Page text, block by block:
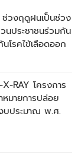
วงฤดูฝนเป็นช่วง
นประชาชนร่วมกัน
โรคไข้เลือดออก
RAY โครงการ
หมายการปล่อย
บประมาณ พ.ศ.